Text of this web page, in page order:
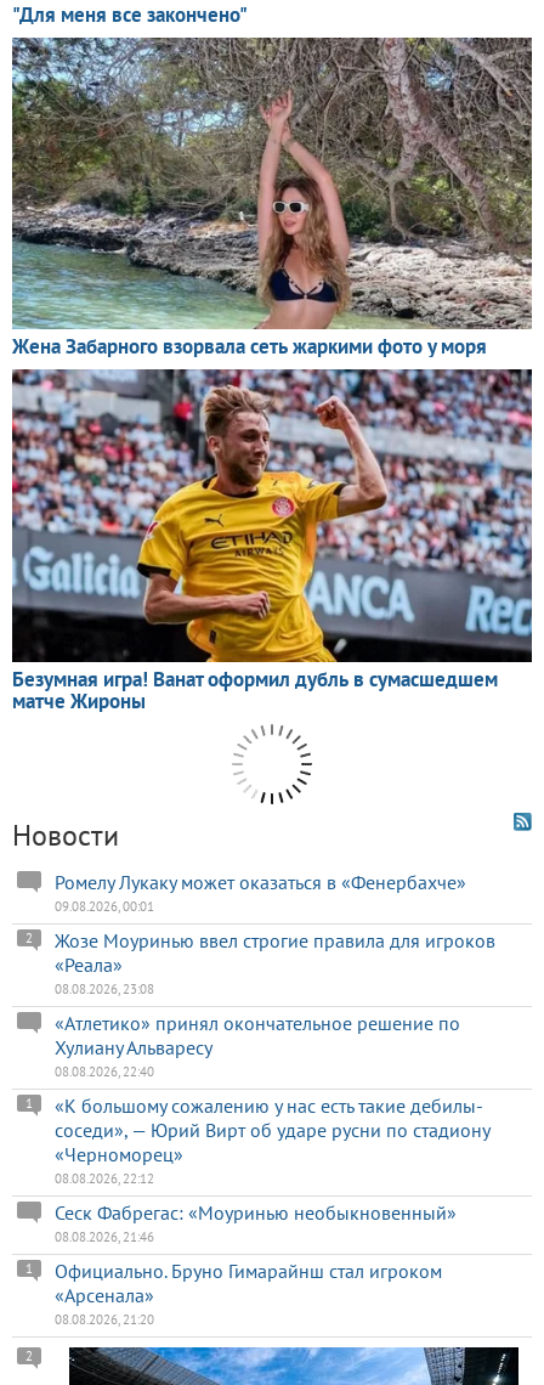
Новости
Ромелу Лукаку может оказаться в «Фенербахче»
09.08.2026, 00:01
Жозе Моуринью ввел строгие правила для игроков
«Реала»
2
08.08.2026, 23:08
«Атлетико» принял окончательное решение по
Хулиану Альваресу
08.08.2026, 22:40
«К большому сожалению у нас есть такие дебилы-
соседи», — Юрий Вирт об ударе русни по стадиону
«Черноморец»
1
08.08.2026, 22:12
Сеск Фабрегас: «Моуринью необыкновенный»
08.08.2026, 21:46
Официально. Бруно Гимарайнш стал игроком
«Арсенала»
1
08.08.2026, 21:20
2